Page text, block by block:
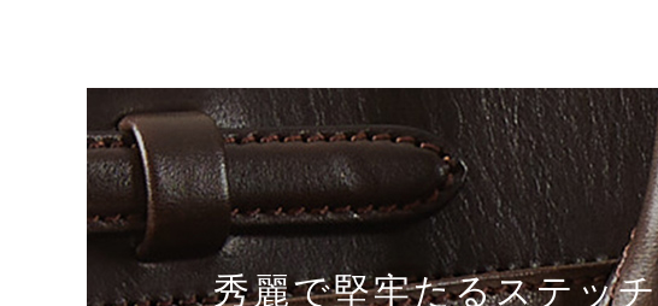
秀麗で堅牢たるステッチ